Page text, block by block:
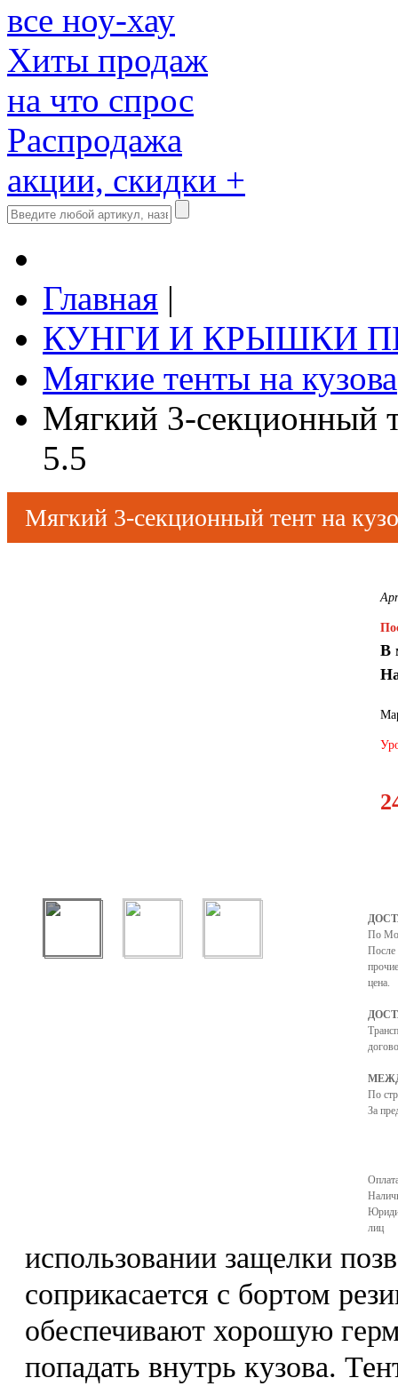
все ноу-хау
Хиты продаж
на что спрос
Распродажа
акции, скидки +
Главная |
КУНГИ И КРЫШКИ
Мягкие тенты на кузова
Мягкий 3-секционный
5.5
Мягкий 3-секционный тент на
В
По
После
цена.
По
За
лиц
использовании защелки
соприкасается с бортом
обеспечивают хорошую
попадать внутрь кузова.